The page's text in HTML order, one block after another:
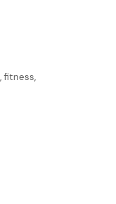
fitness,